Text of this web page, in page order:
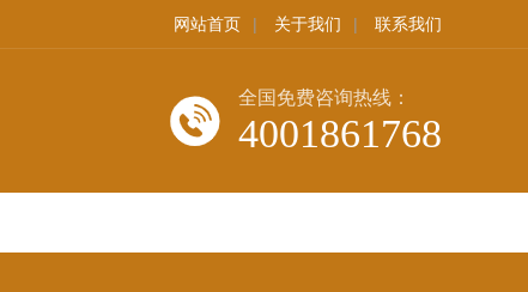
网站首页 | 关于我们 | 联系我们
全国免费咨询热线：
4001861768